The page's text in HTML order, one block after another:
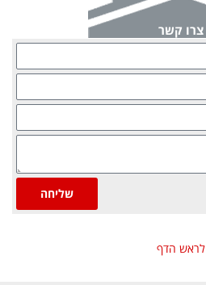
צרו קשר
שליחה
לראש הדף